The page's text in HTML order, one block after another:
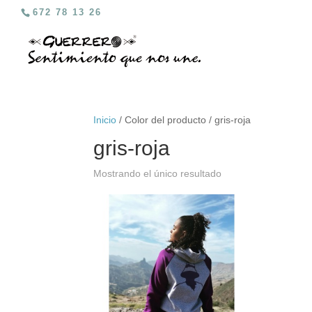
672 78 13 26
Inicio / Color del producto / gris-roja
gris-roja
Mostrando el único resultado